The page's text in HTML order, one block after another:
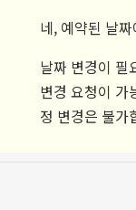
네, 예약된 날
날짜 변경이 필
변경 요청이 가
정 변경은 불가